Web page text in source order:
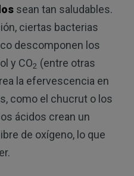
sean tan saludables.
ciertas bacterias
descomponen los
y CO2 (entre otras
la efervescencia en
como el chucrut o los
ácidos crean un
de oxígeno, lo que